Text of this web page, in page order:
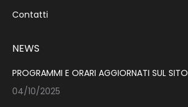
Contatti
NEWS
PROGRAMMI E ORARI AGGIORNATI SUL SITO
04/10/2025